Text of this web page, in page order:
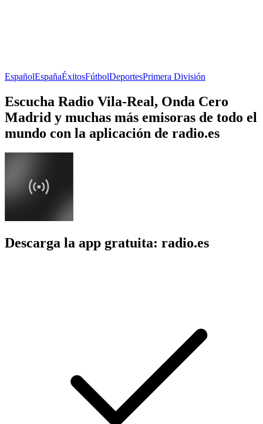
EspañolEspañaÉxitosFútbolDeportesPrimera División
Escucha Radio Vila-Real, Onda Cero
Madrid y muchas más emisoras de todo el
mundo con la aplicación de radio.es
Descarga la app gratuita: radio.es